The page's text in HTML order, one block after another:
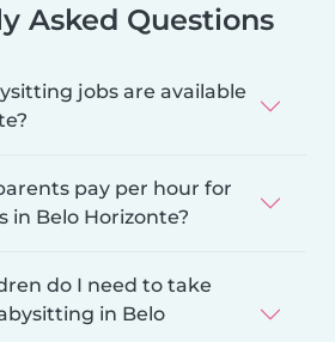
Asked Questions
jobs are available
pay per hour for
in Belo Horizonte?
do I need to take
in Belo